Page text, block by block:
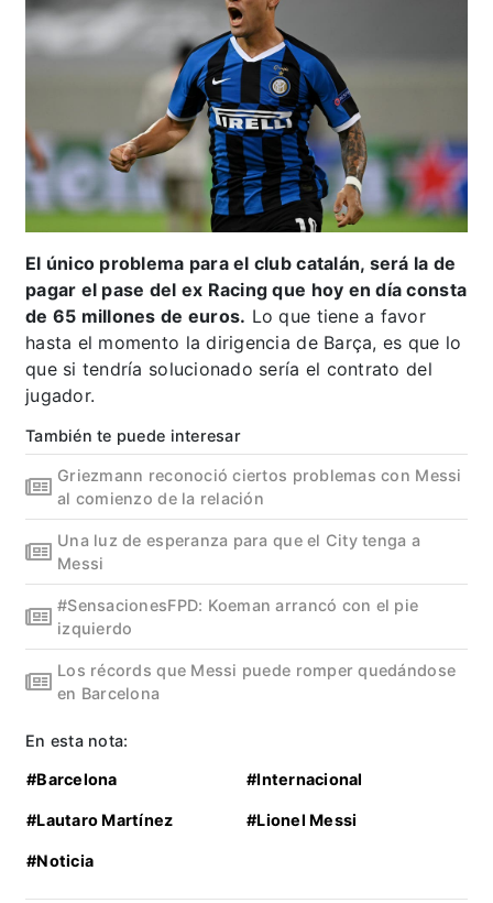
El único problema para el club catalán, será la de
pagar el pase del ex Racing que hoy en día consta
de 65 millones de euros. Lo que tiene a favor
hasta el momento la dirigencia de Barça, es que lo
que si tendría solucionado sería el contrato del
jugador.
También te puede interesar
Griezmann reconoció ciertos problemas con Messi
al comienzo de la relación
Una luz de esperanza para que el City tenga a
Messi
#SensacionesFPD: Koeman arrancó con el pie
izquierdo
Los récords que Messi puede romper quedándose
en Barcelona
En esta nota:
#Barcelona #Internacional
#Lautaro Martínez #Lionel Messi
#Noticia